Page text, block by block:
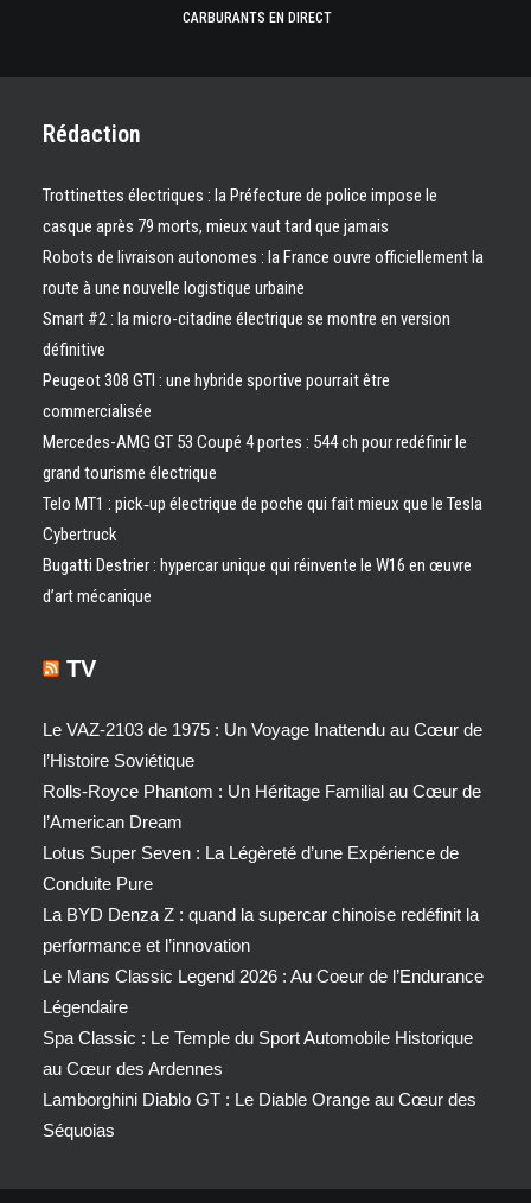
CARBURANTS EN DIRECT
Rédaction
Trottinettes électriques : la Préfecture de police impose le
casque après 79 morts, mieux vaut tard que jamais
Robots de livraison autonomes : la France ouvre officiellement la
route à une nouvelle logistique urbaine
Smart #2 : la micro-citadine électrique se montre en version
définitive
Peugeot 308 GTI : une hybride sportive pourrait être
commercialisée
Mercedes-AMG GT 53 Coupé 4 portes : 544 ch pour redéfinir le
grand tourisme électrique
Telo MT1 : pick‑up électrique de poche qui fait mieux que le Tesla
Cybertruck
Bugatti Destrier : hypercar unique qui réinvente le W16 en œuvre
d’art mécanique
TV
Le VAZ-2103 de 1975 : Un Voyage Inattendu au Cœur de
l’Histoire Soviétique
Rolls-Royce Phantom : Un Héritage Familial au Cœur de
l’American Dream
Lotus Super Seven : La Légèreté d’une Expérience de
Conduite Pure
La BYD Denza Z : quand la supercar chinoise redéfinit la
performance et l’innovation
Le Mans Classic Legend 2026 : Au Coeur de l’Endurance
Légendaire
Spa Classic : Le Temple du Sport Automobile Historique
au Cœur des Ardennes
Lamborghini Diablo GT : Le Diable Orange au Cœur des
Séquoias